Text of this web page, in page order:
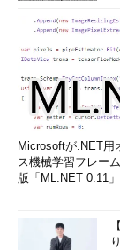
Microsoftが.NET用
ス機械学習フレー
版「ML.NET 0.11